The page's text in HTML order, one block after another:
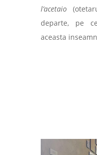
l’acetaio
departe, pe
aceasta